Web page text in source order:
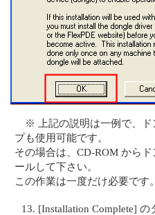
※ 上記の説明は一例で、ド
プも使用可能です。
その場合は、CD-ROM から
ールして下さい。
この作業は一度だけ必要です。
[Installation Complete]